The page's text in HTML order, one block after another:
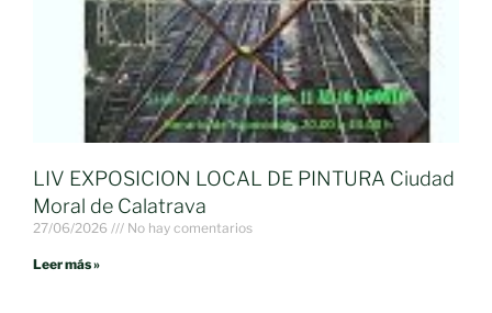
LIV EXPOSICION LOCAL DE PINTURA Ciudad
Moral de Calatrava
27/06/2026 No hay comentarios
Leer más »